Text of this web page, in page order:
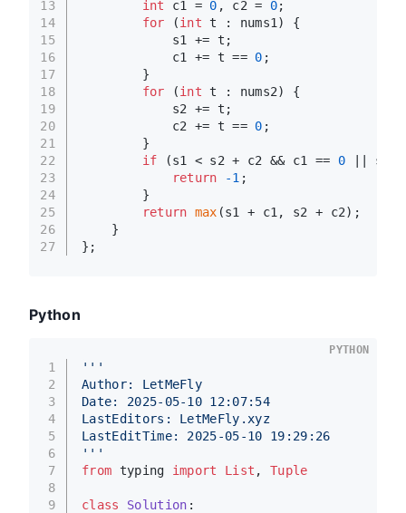
13
14
15
16
17
18
19
20
21
22
23
24
25
26
27
int c1 = 0 , c2 = 0;
for (int t : nums1) {
            s1 += t;
            c1 += t ==
0 ;
        }
for (int t : nums2) {
            s2 += t;
            c2 += t ==
0 ;
        }
if (s1 < s2 + c2 && c1 == 0 || s1 +
return
-1 ;
        }
return max (s1 + c1, s2 + c2);
    }
};
Python
1
2
3
4
5
6
7
8
9
'''
Author: LetMeFly
Date: 2025-05-10 12:07:54
LastEditors: LetMeFly.xyz
LastEditTime: 2025-05-10 19:29:26
'''
from typing import List , Tuple
class Solution :
PYTHON